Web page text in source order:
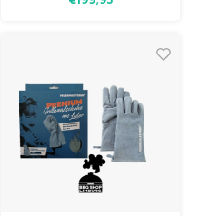
INNOVATIEVE ELEKTRISCHE